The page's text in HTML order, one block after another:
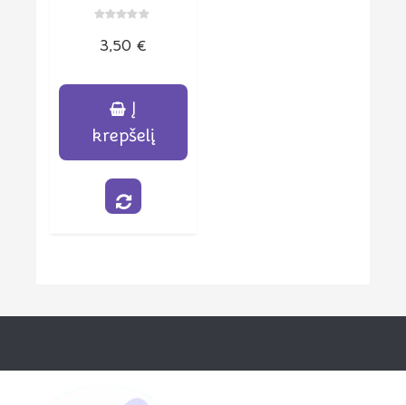
iš3,50 €
Į
krepšelį